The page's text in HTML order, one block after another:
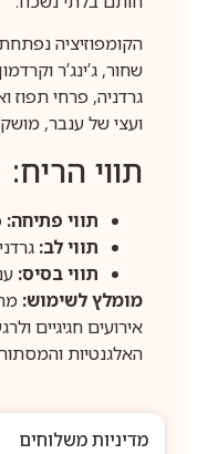
הקומפוזיציה
שחור, ג’ינג’ר
גרדניה, פרחי תפוז
ועצי של ענבר, מושק
תווי הריח:
תווי פתיחה:
תווי לב:
תווי בסיס:
מומלץ לשימוש:
אירועים חגיגיים
האלגנטיות
מדיניות משלוחים